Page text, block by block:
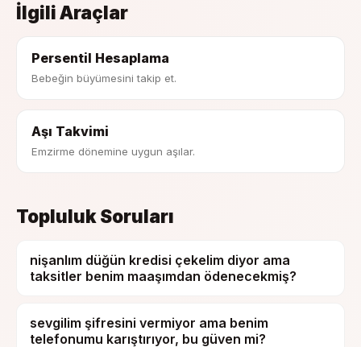
İlgili Araçlar
Persentil Hesaplama
Bebeğin büyümesini takip et.
Aşı Takvimi
Emzirme dönemine uygun aşılar.
Topluluk Soruları
nişanlım düğün kredisi çekelim diyor ama
taksitler benim maaşımdan ödenecekmiş?
sevgilim şifresini vermiyor ama benim
telefonumu karıştırıyor, bu güven mi?